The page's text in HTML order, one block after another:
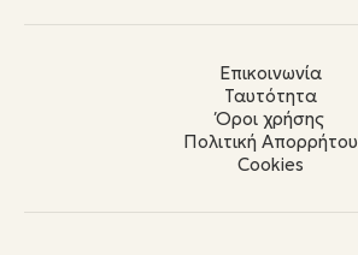
Επικοινωνία
Ταυτότητα
Όροι χρήσης
Πολιτική Απορρήτου
Cookies